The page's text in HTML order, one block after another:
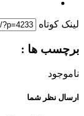
لینک کوتاه
برچسب ها :
ناموجود
ارسال نظر شما